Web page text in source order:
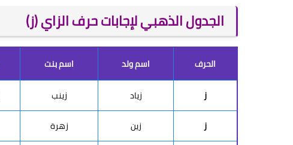
الجدول الذهبي لإجابات حرف الزاي (ز)
الحرف اسم ولد اسم بنت
ز زياد زينب
ز
زين زهرة